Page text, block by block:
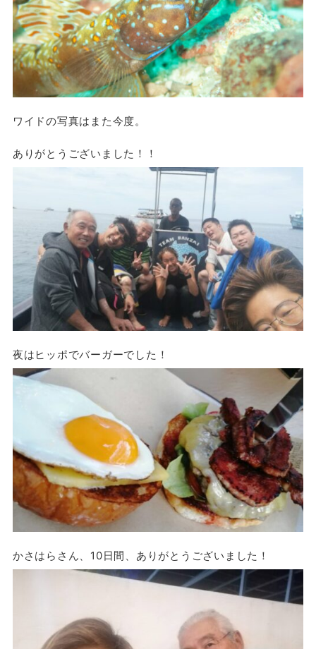
ワイドの写真はまた今度。
ありがとうございました！！
夜はヒッポでバーガーでした！
かさはらさん、10日間、ありがとうございました！